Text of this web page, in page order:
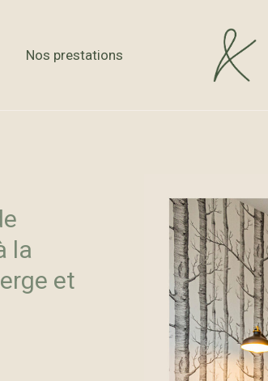
Nos prestationsd’un
la
et